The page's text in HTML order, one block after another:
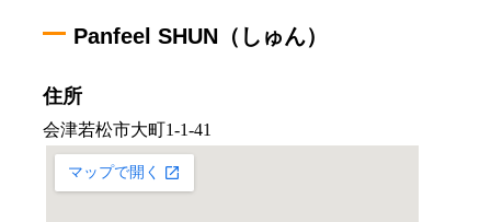
Panfeel SHUN（しゅん）
住所